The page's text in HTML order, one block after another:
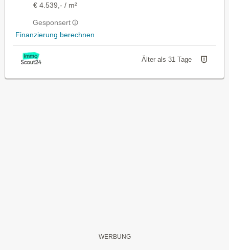
€ 4.539,- / m²
Gesponsert
Finanzierung berechnen
Älter als 31 Tage